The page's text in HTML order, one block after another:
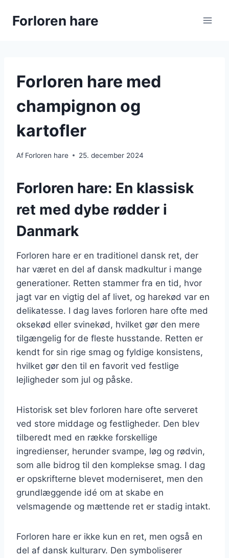
Forloren hare
Forloren hare med
champignon og
kartofler
Af Forloren hare 25. december 2024
Forloren hare: En klassisk
ret med dybe rødder i
Danmark
Forloren hare er en traditionel dansk ret, der
har været en del af dansk madkultur i mange
generationer. Retten stammer fra en tid, hvor
jagt var en vigtig del af livet, og harekød var en
delikatesse. I dag laves forloren hare ofte med
oksekød eller svinekød, hvilket gør den mere
tilgængelig for de fleste husstande. Retten er
kendt for sin rige smag og fyldige konsistens,
hvilket gør den til en favorit ved festlige
lejligheder som jul og påske.
Historisk set blev forloren hare ofte serveret
ved store middage og festligheder. Den blev
tilberedt med en række forskellige
ingredienser, herunder svampe, løg og rødvin,
som alle bidrog til den komplekse smag. I dag
er opskrifterne blevet moderniseret, men den
grundlæggende idé om at skabe en
velsmagende og mættende ret er stadig intakt.
Forloren hare er ikke kun en ret, men også en
del af dansk kulturarv. Den symboliserer